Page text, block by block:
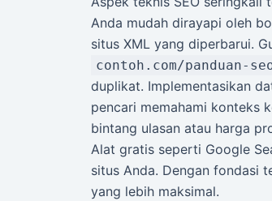
Anda mudah dirayapi oleh
situs XML yang diperbarui.
contoh.com/panduan-
duplikat. Implementasikan
pencari memahami konteks
bintang ulasan atau harga
Alat gratis seperti Google
situs Anda. Dengan fondasi
yang lebih maksimal.